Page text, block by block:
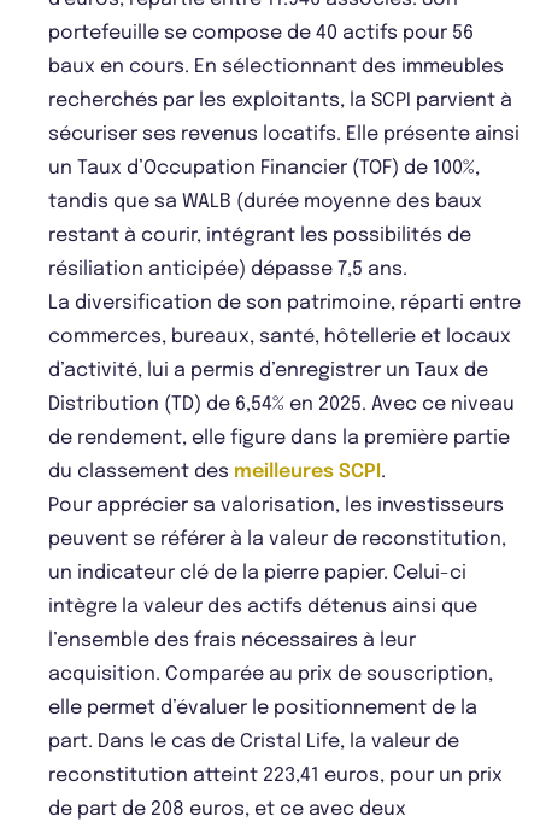
portefeuille se compose de 40 actifs pour 56
baux en cours. En sélectionnant des immeubles
recherchés par les exploitants, la SCPI parvient à
sécuriser ses revenus locatifs. Elle présente ainsi
un Taux d’Occupation Financier (TOF) de 100%,
tandis que sa WALB (durée moyenne des baux
restant à courir, intégrant les possibilités de
résiliation anticipée) dépasse 7,5 ans.
La diversification de son patrimoine, réparti entre
commerces, bureaux, santé, hôtellerie et locaux
d’activité, lui a permis d’enregistrer un Taux de
Distribution (TD) de 6,54% en 2025. Avec ce niveau
de rendement, elle figure dans la première partie
du classement des meilleures SCPI.
Pour apprécier sa valorisation, les investisseurs
peuvent se référer à la valeur de reconstitution,
un indicateur clé de la pierre papier. Celui-ci
intègre la valeur des actifs détenus ainsi que
l’ensemble des frais nécessaires à leur
acquisition. Comparée au prix de souscription,
elle permet d’évaluer le positionnement de la
part. Dans le cas de Cristal Life, la valeur de
reconstitution atteint 223,41 euros, pour un prix
de part de 208 euros, et ce avec deux